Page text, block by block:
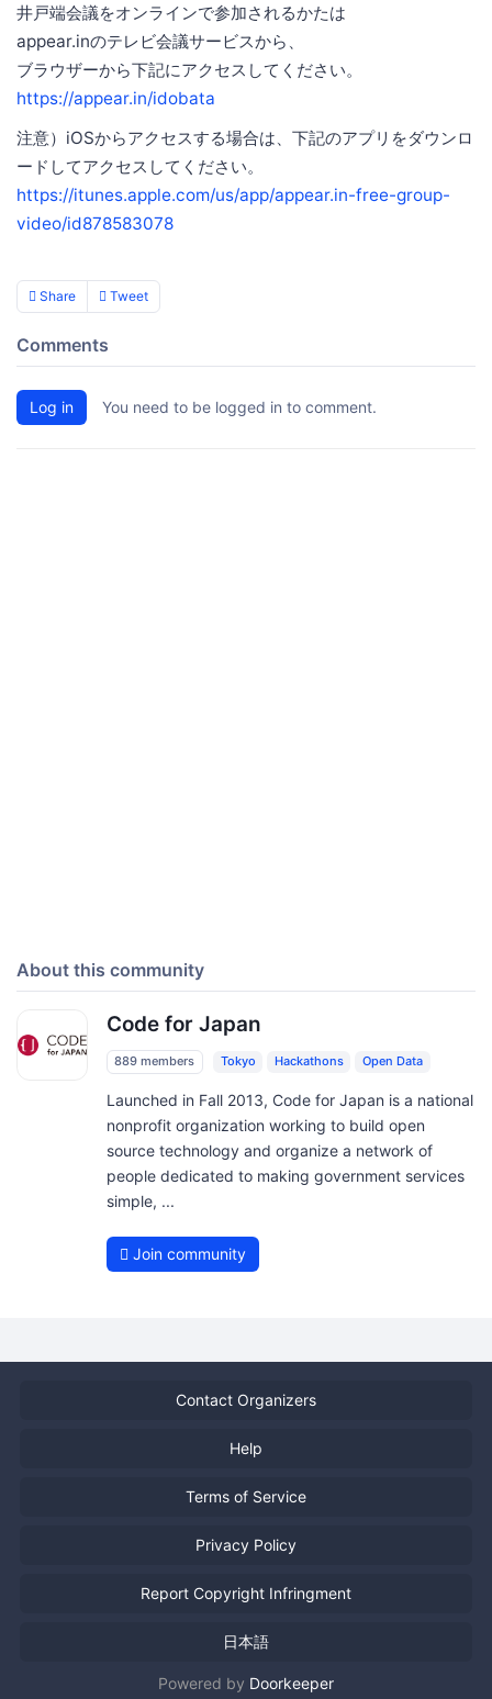
井戸端会議をオンラインで参加されるかたは
appear.inのテレビ会議サービスから、
ブラウザーから下記にアクセスしてください。
https://appear.in/idobata
注意）iOSからアクセスする場合は、下記のアプリをダウンロ
ードしてアクセスしてください。
https://itunes.apple.com/us/app/appear.in-free-group-
video/id878583078
Share Tweet
Comments
Log in You need to be logged in to comment.
About this community
Code for Japan
889 members Tokyo Hackathons Open Data
Launched in Fall 2013, Code for Japan is a national
nonprofit organization working to build open
source technology and organize a network of
people dedicated to making government services
simple, ...
Join community
Contact Organizers
Help
Terms of Service
Privacy Policy
Report Copyright Infringment
日本語
Powered by Doorkeeper